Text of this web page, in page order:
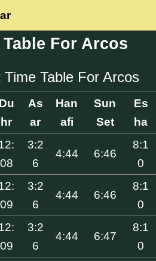
For Arcos
Table For Arcos
Du
hr
As
ar
Han
afi
Sun
Set
Es
ha
08
3:2
6
4:44 6:46
8:1
0
09
3:2
6
4:44 6:46
8:1
0
09
3:2
6
4:44 6:47
8:1
0